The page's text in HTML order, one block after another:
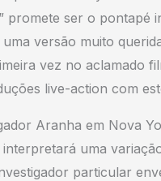
promete ser o pontapé
versão muito
vez no aclamado
live-action com
Aranha em Nova
uma
particular